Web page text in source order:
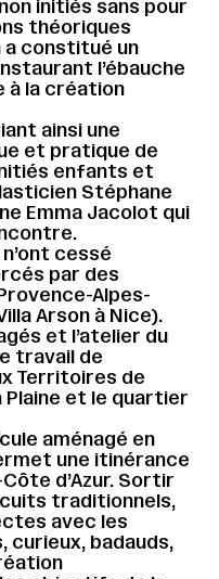
initiés sans pour
théoriques
constitué un
l’ébauche
à la création
ainsi une
et pratique de
enfants et
Stéphane
Emma Jacolot qui
cessé
par des
Alpes-
Arson à Nice).
et l’atelier du
travail de
Territoires de
Plaine et le quartier
aménagé en
une itinérance
d’Azur. Sortir
traditionnels,
avec les
curieux, badauds,